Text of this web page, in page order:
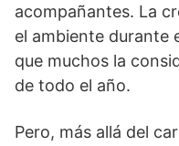
acompañantes. La
el ambiente durante
que muchos la
de todo el año.
Pero, más allá del